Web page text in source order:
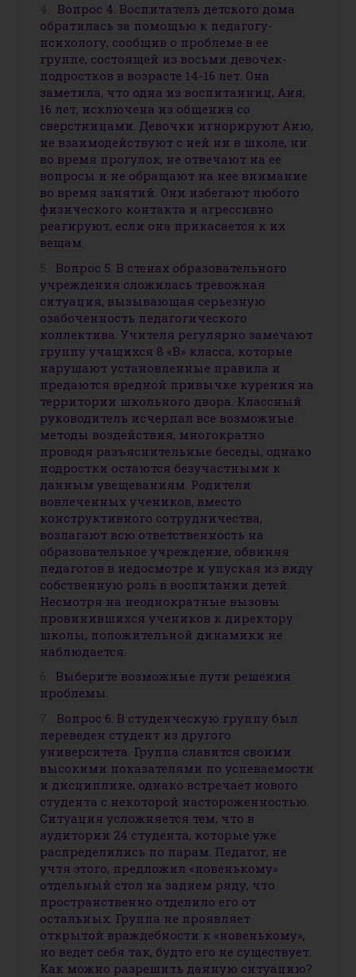
Вопрос 4. Воспитатель детского дома
обратилась за помощью к педагогу-
психологу, сообщив о проблеме в ее
группе, состоящей из восьми девочек-
подростков в возрасте 14-16 лет. Она
заметила, что одна из воспитанниц, Аня,
16 лет, исключена из общения со
сверстницами. Девочки игнорируют Аню,
не взаимодействуют с ней ни в школе, ни
во время прогулок, не отвечают на ее
вопросы и не обращают на нее внимание
во время занятий. Они избегают любого
физического контакта и агрессивно
реагируют, если она прикасается к их
вещам.
Вопрос 5. В стенах образовательного
учреждения сложилась тревожная
ситуация, вызывающая серьезную
озабоченность педагогического
коллектива. Учителя регулярно замечают
группу учащихся 8 «В» класса, которые
нарушают установленные правила и
предаются вредной привычке курения на
территории школьного двора. Классный
руководитель исчерпал все возможные
методы воздействия, многократно
проводя разъяснительные беседы, однако
подростки остаются безучастными к
данным увещеваниям. Родители
вовлеченных учеников, вместо
конструктивного сотрудничества,
возлагают всю ответственность на
образовательное учреждение, обвиняя
педагогов в недосмотре и упуская из виду
собственную роль в воспитании детей.
Несмотря на неоднократные вызовы
провинившихся учеников к директору
школы, положительной динамики не
наблюдается.
Выберите возможные пути решения
проблемы.
Вопрос 6. В студенческую группу был
переведен студент из другого
университета. Группа славится своими
высокими показателями по успеваемости
и дисциплине, однако встречает нового
студента с некоторой настороженностью.
Ситуация усложняется тем, что в
аудитории 24 студента, которые уже
распределились по парам. Педагог, не
учтя этого, предложил «новенькому»
отдельный стол на заднем ряду, что
пространственно отделило его от
остальных. Группа не проявляет
открытой враждебности к «новенькому»,
но ведет себя так, будто его не существует.
Как можно разрешить данную ситуацию?